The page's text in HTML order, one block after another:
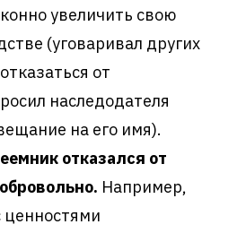
увеличить свою
(уговаривал других
от
наследодателя
на его имя).
отказался от
Например,
ценностями